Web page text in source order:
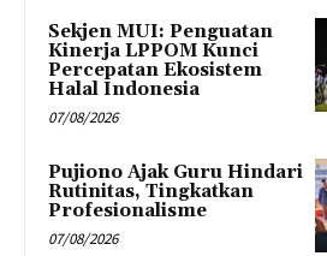
Sekjen MUI: Penguatan
Kinerja LPPOM Kunci
Percepatan Ekosistem
Halal Indonesia
07/08/2026
Pujiono Ajak Guru Hindari
Rutinitas, Tingkatkan
Profesionalisme
07/08/2026